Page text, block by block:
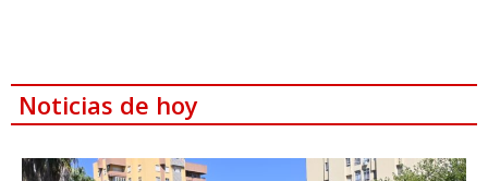
Noticias de hoy